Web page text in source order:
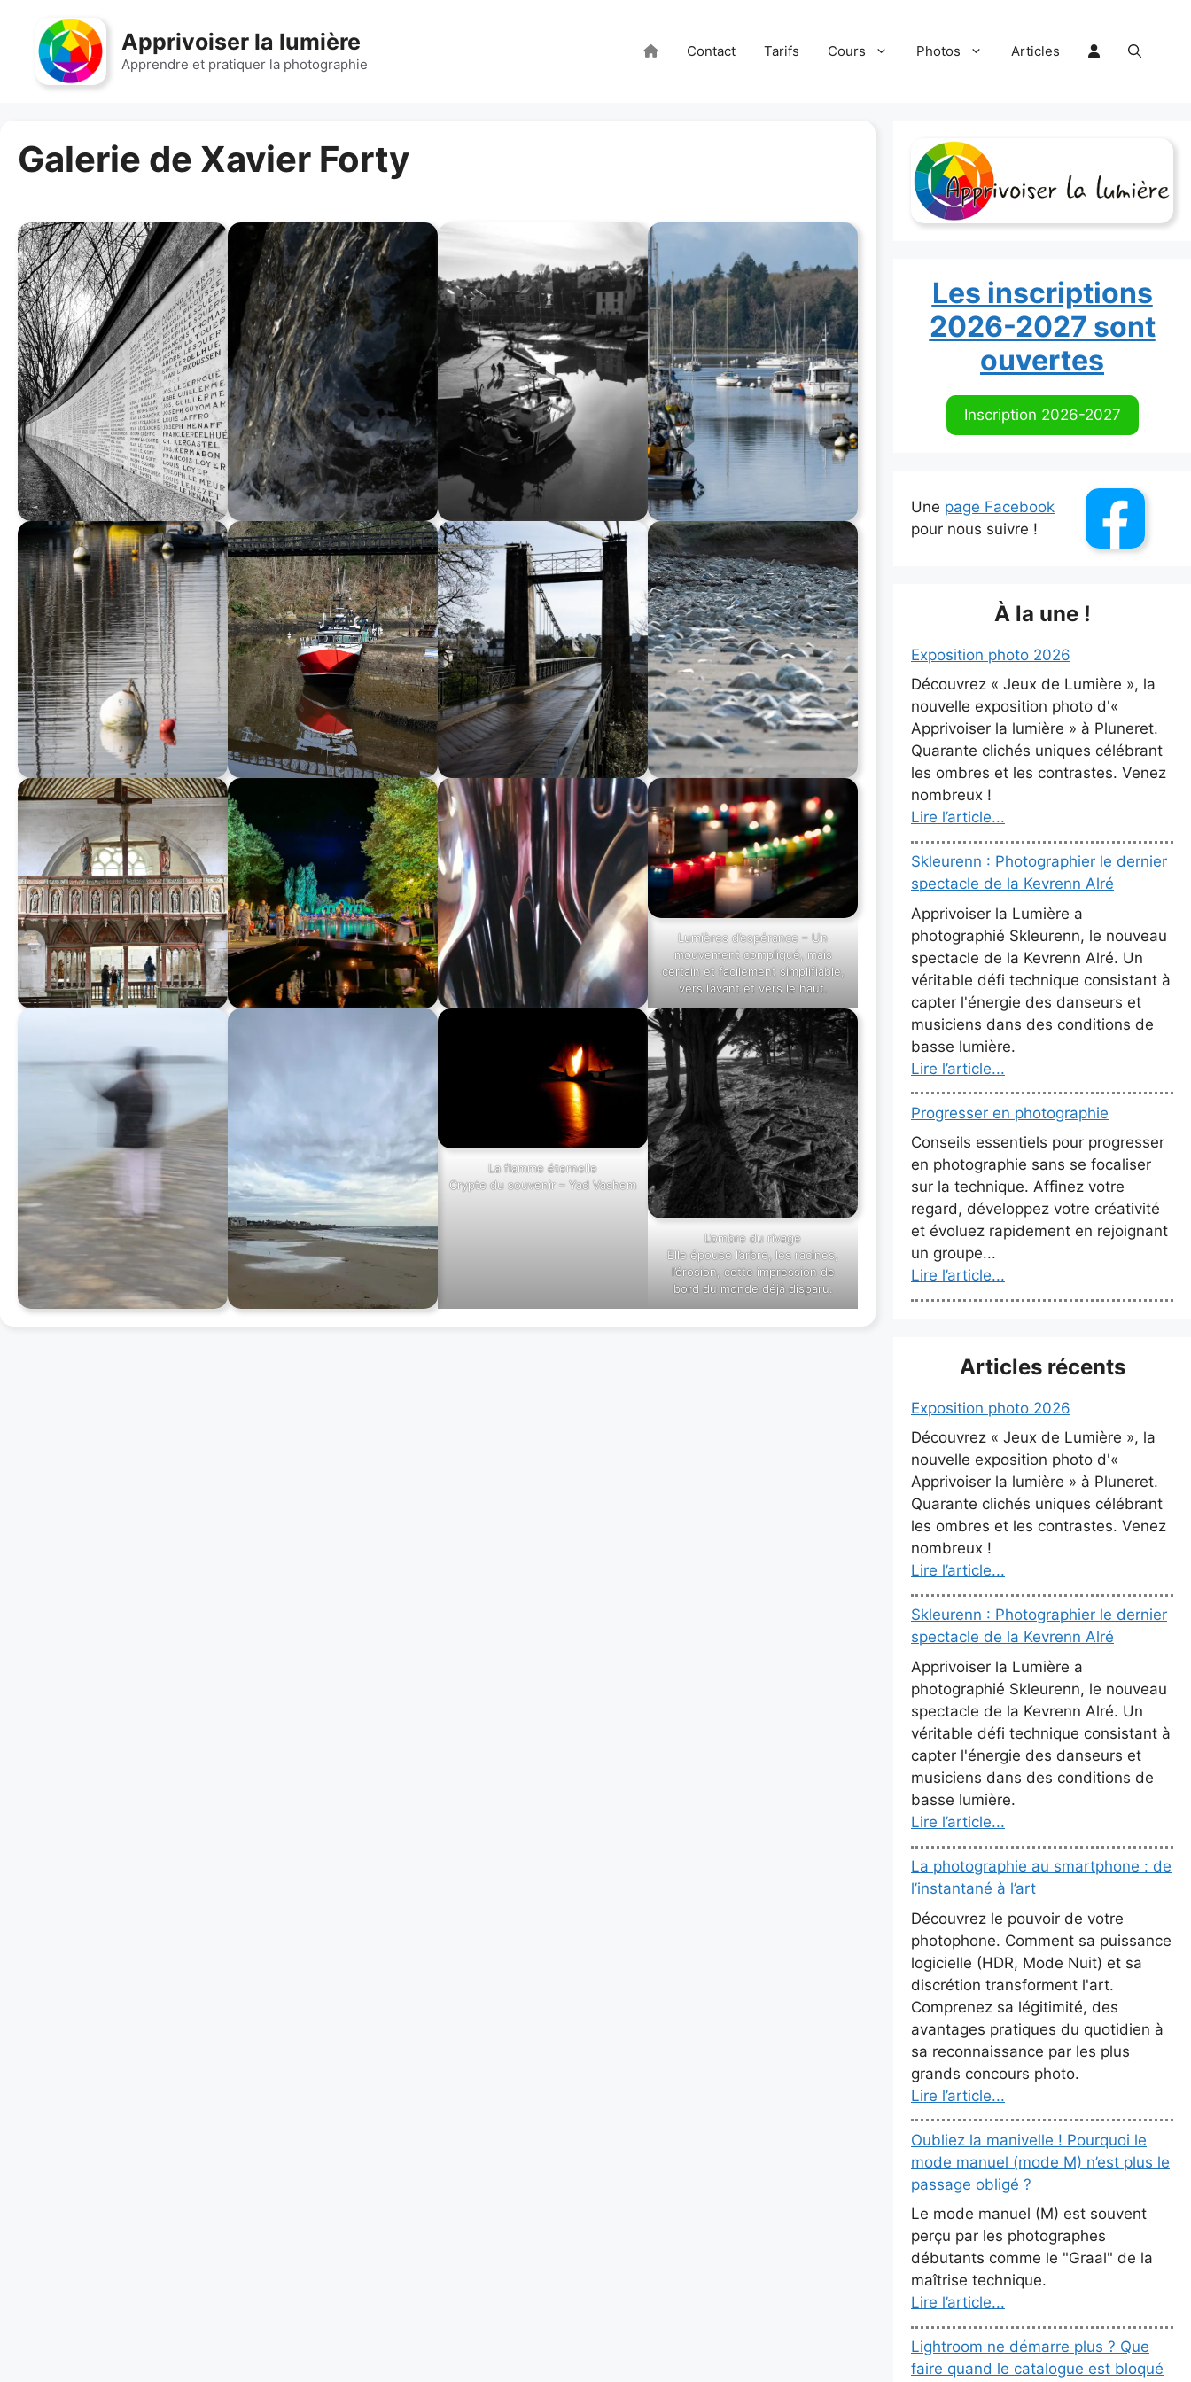
contenu
Apprivoiser la lumière
Apprendre et pratiquer la photographie
Contact Tarifs Cours Photos Articles
Galerie de Xavier Forty
Lumières d’espérance – Un
mouvement compliqué, mais
certain et facilement simplifiable,
vers l’avant et vers le haut.
La flamme éternelle
Crypte du souvenir – Yad Vashem
L’ombre du rivage
Elle épouse l’arbre, les racines,
l’érosion, cette impression de
bord du monde déjà disparu.
Les inscriptions
2026-2027 sont
ouvertes
Inscription 2026-2027
Une page Facebook
pour nous suivre !
À la une !
Exposition photo 2026
Découvrez « Jeux de Lumière », la
nouvelle exposition photo d'«
Apprivoiser la lumière » à Pluneret.
Quarante clichés uniques célébrant
les ombres et les contrastes. Venez
nombreux !
Lire l’article...
Skleurenn : Photographier le dernier
spectacle de la Kevrenn Alré
Apprivoiser la Lumière a
photographié Skleurenn, le nouveau
spectacle de la Kevrenn Alré. Un
véritable défi technique consistant à
capter l'énergie des danseurs et
musiciens dans des conditions de
basse lumière.
Lire l’article...
Progresser en photographie
Conseils essentiels pour progresser
en photographie sans se focaliser
sur la technique. Affinez votre
regard, développez votre créativité
et évoluez rapidement en rejoignant
un groupe...
Lire l’article...
Articles récents
Exposition photo 2026
Découvrez « Jeux de Lumière », la
nouvelle exposition photo d'«
Apprivoiser la lumière » à Pluneret.
Quarante clichés uniques célébrant
les ombres et les contrastes. Venez
nombreux !
Lire l’article...
Skleurenn : Photographier le dernier
spectacle de la Kevrenn Alré
Apprivoiser la Lumière a
photographié Skleurenn, le nouveau
spectacle de la Kevrenn Alré. Un
véritable défi technique consistant à
capter l'énergie des danseurs et
musiciens dans des conditions de
basse lumière.
Lire l’article...
La photographie au smartphone : de
l’instantané à l’art
Découvrez le pouvoir de votre
photophone. Comment sa puissance
logicielle (HDR, Mode Nuit) et sa
discrétion transforment l'art.
Comprenez sa légitimité, des
avantages pratiques du quotidien à
sa reconnaissance par les plus
grands concours photo.
Lire l’article...
Oubliez la manivelle ! Pourquoi le
mode manuel (mode M) n’est plus le
passage obligé ?
Le mode manuel (M) est souvent
perçu par les photographes
débutants comme le "Graal" de la
maîtrise technique.
Lire l’article...
Lightroom ne démarre plus ? Que
faire quand le catalogue est bloqué